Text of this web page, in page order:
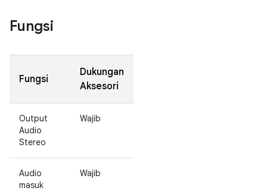
Fungsi
Fungsi
Dukungan
Aksesori
Output
Audio
Stereo
Wajib
Audio
masuk
Wajib